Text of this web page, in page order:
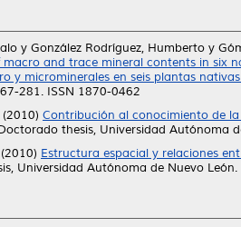
y González Rodríguez, Humberto y
and trace mineral contents in six
y microminerales en seis plantas
281. ISSN 1870-0462
(2010) Contribución al conocimiento de
thesis, Universidad Autónoma
(2010) Estructura espacial y relaciones
Universidad Autónoma de Nuevo León.